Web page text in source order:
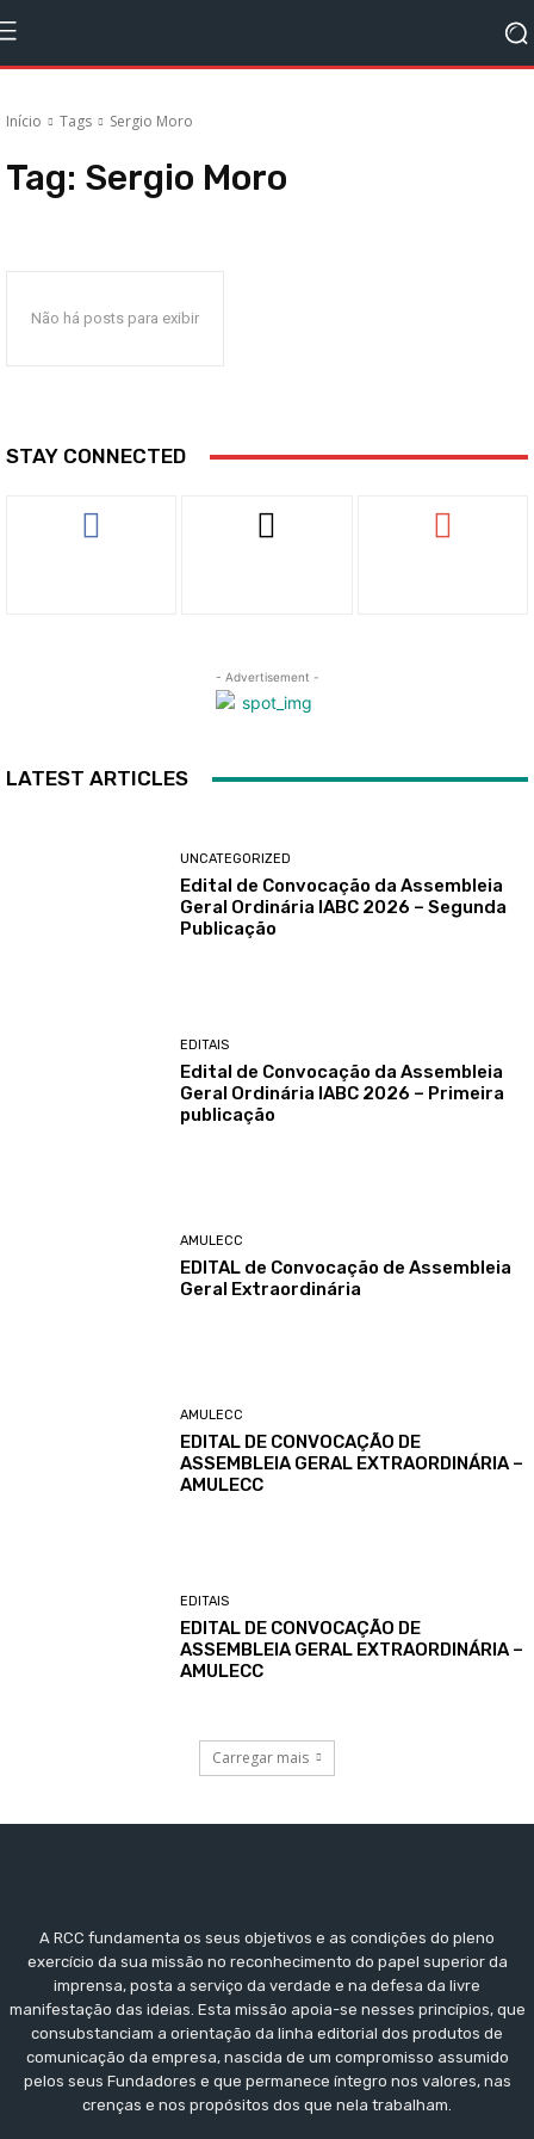
Início Tags Sergio Moro
Tag: Sergio Moro
Não há posts para exibir
STAY CONNECTED
- Advertisement -
LATEST ARTICLES
UNCATEGORIZED
Edital de Convocação da Assembleia
Geral Ordinária IABC 2026 – Segunda
Publicação
EDITAIS
Edital de Convocação da Assembleia
Geral Ordinária IABC 2026 – Primeira
publicação
AMULECC
EDITAL de Convocação de Assembleia
Geral Extraordinária
AMULECC
EDITAL DE CONVOCAÇÃO DE
ASSEMBLEIA GERAL EXTRAORDINÁRIA –
AMULECC
EDITAIS
EDITAL DE CONVOCAÇÃO DE
ASSEMBLEIA GERAL EXTRAORDINÁRIA –
AMULECC
Carregar mais
A RCC fundamenta os seus objetivos e as condições do pleno
exercício da sua missão no reconhecimento do papel superior da
imprensa, posta a serviço da verdade e na defesa da livre
manifestação das ideias. Esta missão apoia-se nesses princípios, que
consubstanciam a orientação da linha editorial dos produtos de
comunicação da empresa, nascida de um compromisso assumido
pelos seus Fundadores e que permanece íntegro nos valores, nas
crenças e nos propósitos dos que nela trabalham.